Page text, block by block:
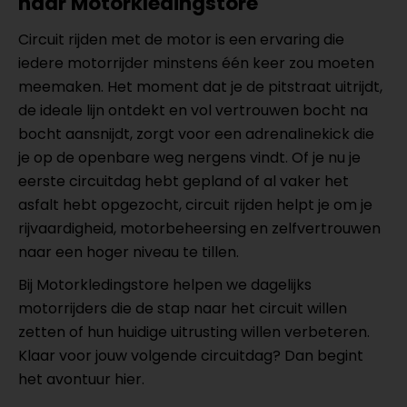
Circuit rijden met de motor is een ervaring die
iedere motorrijder minstens één keer zou moeten
meemaken. Het moment dat je de pitstraat uitrijdt,
de ideale lijn ontdekt en vol vertrouwen bocht na
bocht aansnijdt, zorgt voor een adrenalinekick die
je op de openbare weg nergens vindt. Of je nu je
eerste circuitdag hebt gepland of al vaker het
asfalt hebt opgezocht, circuit rijden helpt je om je
rijvaardigheid, motorbeheersing en zelfvertrouwen
naar een hoger niveau te tillen.
Bij Motorkledingstore helpen we dagelijks
motorrijders die de stap naar het circuit willen
zetten of hun huidige uitrusting willen verbeteren.
Klaar voor jouw volgende circuitdag? Dan begint
het avontuur hier.